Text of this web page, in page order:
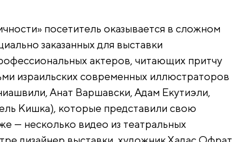
посетитель оказывается в сложном
заказанных для выставки
актеров, читающих притчу
израильских современных иллюстраторов
Анат Варшавски, Адам Екутиэли,
Кишка), которые представили свою
— несколько видео из театральных